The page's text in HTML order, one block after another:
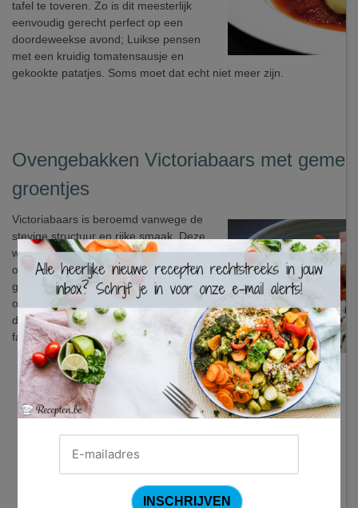
tafel te toveren. Zo is dit meesterlijk
eenvoudig gerecht perfect op een
doordeweekse avond; Luikse pensen
met een kruidig tomatensausje en
gekookte patatjes. Soms moet dat echt niet meer zijn.
Ovengebakken Victoriabaars met
groentjes
Victoriabaars is beroemd vanwege de
stevige structuur en rijke smaak. Deze
witte vis heeft dan ook niet veel nodig
om te schitteren. Met een bonte
groentemengeling erbij wordt deze
ovenschotel zonder twijfel een
doordeweekse en vooral gezonde
favoriet op het menu.
×